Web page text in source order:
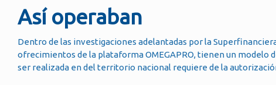
Así operaban
Dentro de las investigaciones adelantadas por la
ofrecimientos de la plataforma OMEGAPRO, tienen un modelo
ser realizada en del territorio nacional requiere de la